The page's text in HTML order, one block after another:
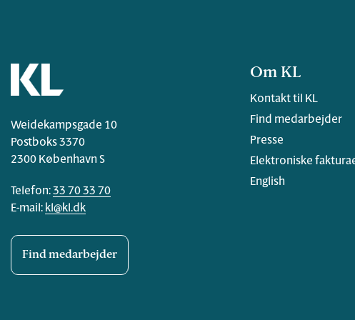
Weidekampsgade 10
Postboks 3370
2300 København S
Telefon:33 70 33 70
E-mail: kl@kl.dk
Find medarbejder
Om KL
Kontakt til KL
Find medarbejder
Presse
Elektroniske
English